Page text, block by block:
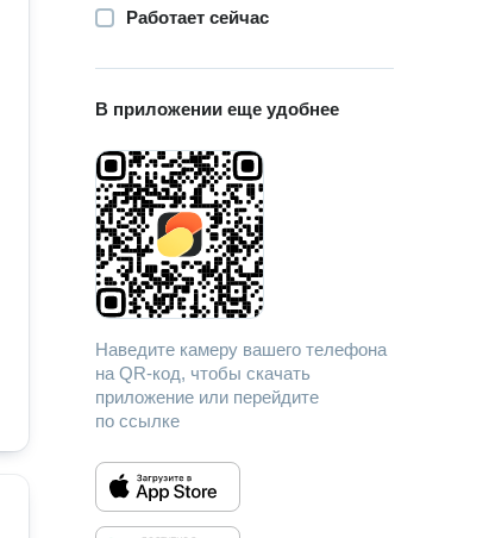
Работает сейчас
В приложении еще удобнее
Наведите камеру вашего телефона
на QR-код, чтобы скачать
приложение или перейдите
по ссылке